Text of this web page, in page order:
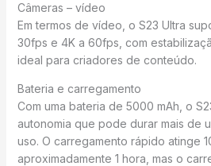
Câmeras – vídeo
Em termos de vídeo, o S23 Ultra
30fps e 4K a 60fps, com
ideal para criadores de conteúdo.
Bateria e carregamento
Com uma bateria de 5000 mAh, o
autonomia que pode durar mais de
uso. O carregamento rápido atinge
aproximadamente 1 hora, mas o